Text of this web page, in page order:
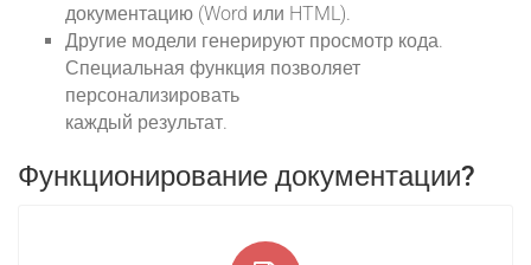
документацию (Word или HTML).
Другие модели генерируют просмотр кода.
Специальная функция позволяет
персонализировать
каждый результат.
Функционирование документации?